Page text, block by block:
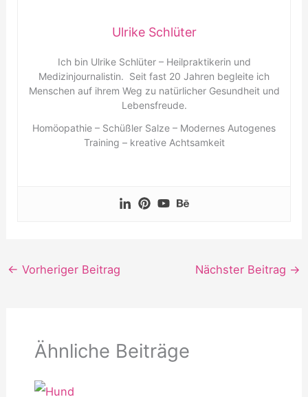
Ulrike Schlüter
Ich bin Ulrike Schlüter – Heilpraktikerin und
Medizinjournalistin. Seit fast 20 Jahren begleite ich
Menschen auf ihrem Weg zu natürlicher Gesundheit und
Lebensfreude.
Homöopathie – Schüßler Salze – Modernes Autogenes
Training – kreative Achtsamkeit
← Vorheriger Beitrag Nächster Beitrag →
Ähnliche Beiträge